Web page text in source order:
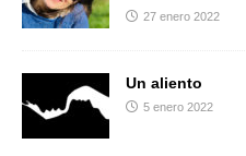
27 enero 2022
Un aliento
5 enero 2022